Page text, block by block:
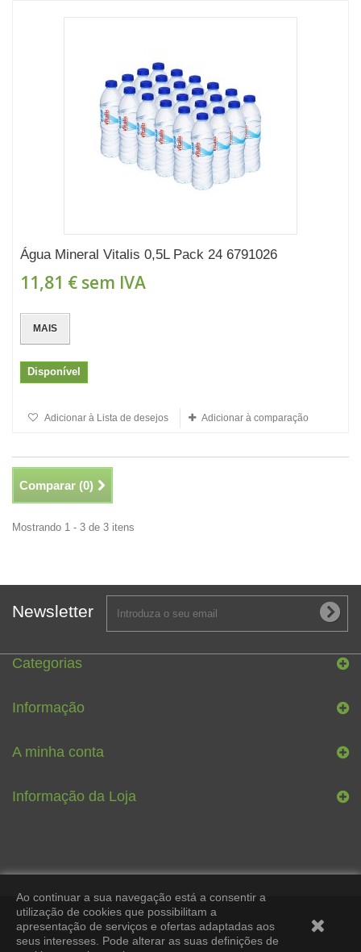
Água Mineral Vitalis 0,5L Pack 24 6791026
11,81 € sem IVA
MAIS
Disponível
Adicionar à Lista de desejos Adicionar à comparação
Comparar (0)
Mostrando 1 - 3 de 3 itens
Newsletter
Categorias
Informação
A minha conta
Informação da Loja
Ao continuar a sua navegação está a consentir a
utilização de cookies que possibilitam a
apresentação de serviços e ofertas adaptadas aos
seus interesses. Pode alterar as suas definições de